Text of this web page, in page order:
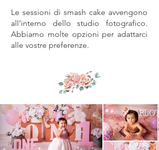
Le sessioni di smash cake avvengono
all’interno dello studio fotografico.
Abbiamo molte opzioni per adattarci
alle vostre preferenze.